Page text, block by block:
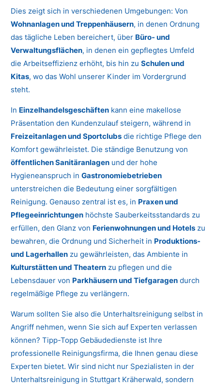
Dies zeigt sich in verschiedenen Umgebungen: Von
Wohnanlagen und Treppenhäusern, in denen Ordnung
das tägliche Leben bereichert, über Büro- und
Verwaltungsflächen, in denen ein gepflegtes Umfeld
die Arbeitseffizienz erhöht, bis hin zuSchulen und
Kitas, wo das Wohl unserer Kinder im Vordergrund
steht.
In Einzelhandelsgeschäften kann eine makellose
Präsentation den Kundenzulauf steigern, während in
Freizeitanlagen und Sportclubs die richtige Pflege den
Komfort gewährleistet. Die ständige Benutzung von
öffentlichen Sanitäranlagen und der hohe
Hygieneanspruch inGastronomiebetrieben
unterstreichen die Bedeutung einer sorgfältigen
Reinigung. Genauso zentral ist es, in Praxen und
Pflegeeinrichtungen höchste Sauberkeitsstandards zu
erfüllen, den Glanz von Ferienwohnungen und Hotels zu
bewahren, die Ordnung und Sicherheit in Produktions-
und Lagerhallen zu gewährleisten, das Ambiente in
Kulturstätten und Theatern zu pflegen und die
Lebensdauer von Parkhäusern und Tiefgaragen durch
regelmäßige Pflege zu verlängern.
Warum sollten Sie also die Unterhaltsreinigung selbst in
Angriff nehmen, wenn Sie sich auf Experten verlassen
können? Tipp-Topp Gebäudedienste ist Ihre
professionelle Reinigungsfirma, die Ihnen genau diese
Experten bietet. Wir sind nicht nur Spezialisten in der
Unterhaltsreinigung in Stuttgart Kräherwald, sondern